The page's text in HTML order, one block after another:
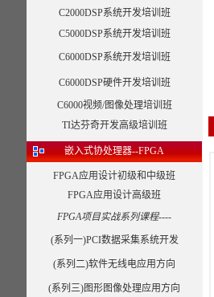
C2000DSP系统开发培训班
C5000DSP系统开发培训班
C6000DSP系统开发培训班
C6000DSP硬件开发培训班
C6000视频/图像处理培训班
TI达芬奇开发高级培训班
嵌入式协处理器--FPGA
FPGA应用设计初级和中级班
FPGA应用设计高级班
FPGA项目实战系列课程----
(系列一)PCI数据采集系统开发
(系列二)软件无线电应用方向
(系列三)图形图像处理应用方向